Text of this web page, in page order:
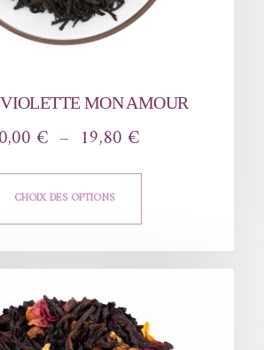
MON AMOUR
€ – 19,80 €
CHOIX DES OPTIONS